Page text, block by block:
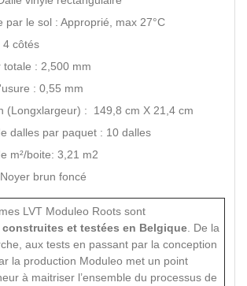
par le sol : Approprié, max 27°C
4 côtés
totale : 2,500 mm
: 0,55 mm
(Longxlargeur) : 149,8 cm X 21,4 cm
dalles par paquet : 10 dalles
m²/boite: 3,21 m2
brun foncé
LVT Moduleo Roots sont
construites et testées en Belgique . De la
aux tests en passant par la conception
la production Moduleo met un point
à maitriser l’ensemble du processus de